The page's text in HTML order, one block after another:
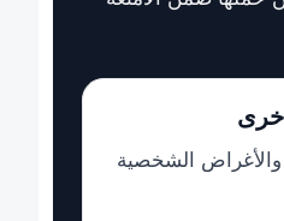
الشخصية